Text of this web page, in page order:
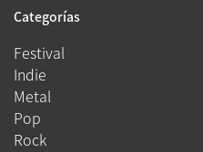
Categorías
Festival
Indie
Metal
Pop
Rock